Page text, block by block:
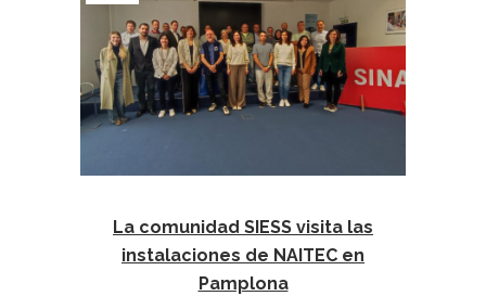
La comunidad SIESS visita las
instalaciones de NAITEC en
Pamplona